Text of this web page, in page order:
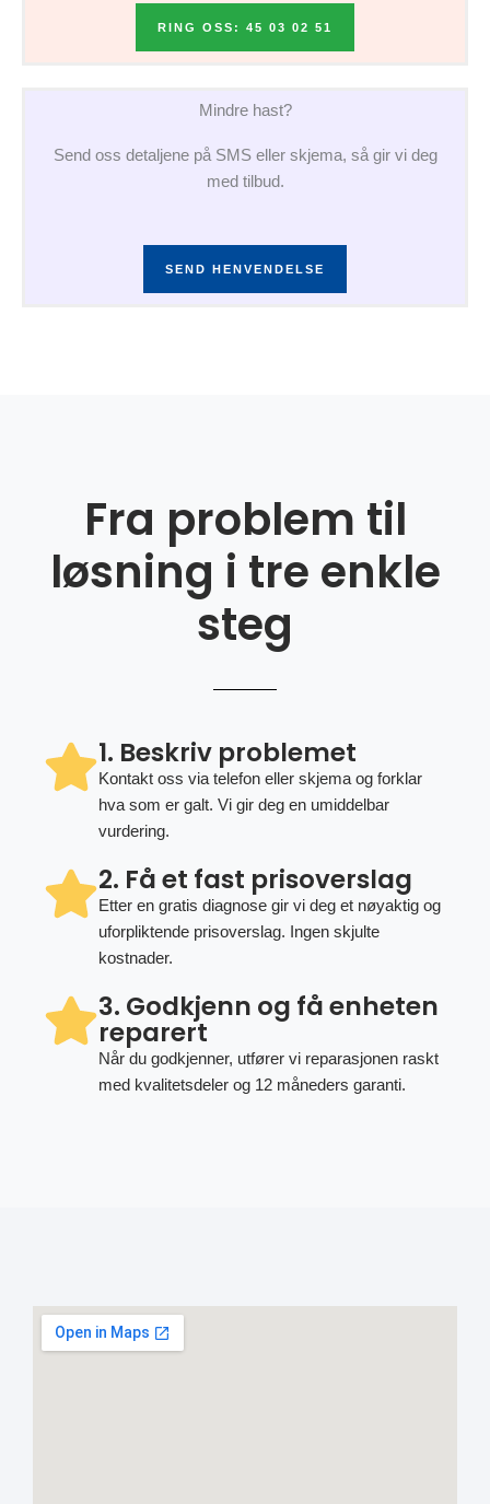
RING OSS: 45 03 02 51
Mindre hast?
Send oss detaljene på SMS eller skjema, så gir vi deg
med tilbud.
SEND HENVENDELSE
Fra problem til
løsning i tre enkle
steg
1. Beskriv problemet
Kontakt oss via telefon eller skjema og forklar
hva som er galt. Vi gir deg en umiddelbar
vurdering.
2. Få et fast prisoverslag
Etter en gratis diagnose gir vi deg et nøyaktig og
uforpliktende prisoverslag. Ingen skjulte
kostnader.
3. Godkjenn og få enheten
reparert
Når du godkjenner, utfører vi reparasjonen raskt
med kvalitetsdeler og 12 måneders garanti.